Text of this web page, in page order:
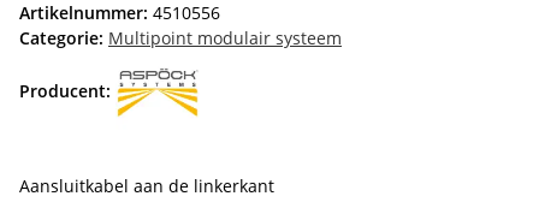
Artikelnummer: 4510556
Categorie: Multipoint modulair systeem
Producent:
Aansluitkabel aan de linkerkant